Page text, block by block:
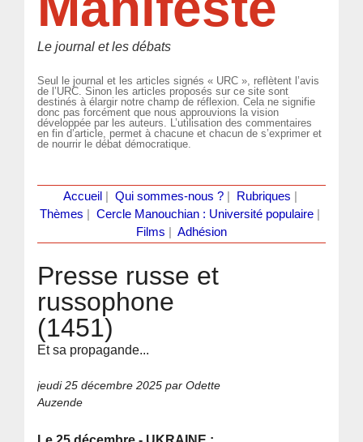
Le journal et les débats
Seul le journal et les articles signés « URC », reflètent l’avis
de l’URC. Sinon les articles proposés sur ce site sont
destinés à élargir notre champ de réflexion. Cela ne signifie
donc pas forcément que nous approuvions la vision
développée par les auteurs. L’utilisation des commentaires
en fin d’article, permet à chacune et chacun de s’exprimer et
de nourrir le débat démocratique.
Accueil Qui sommes-nous ?| Rubriques
Thèmes
Cercle Manouchian : Université populaire
Films
Adhésion
Presse russe et
russophone
(1451)
Et sa propagande...
jeudi 25 décembre 2025 par Odette
Auzende